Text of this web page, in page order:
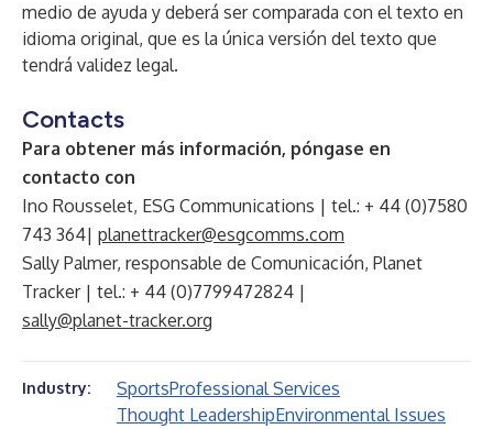
medio de ayuda y deberá ser comparada con el texto en
idioma original, que es la única versión del texto que
tendrá validez legal.
Contacts
Para obtener más información, póngase en
contacto con
Ino Rousselet, ESG Communications | tel.: + 44 (0)7580
743 364| planettracker@esgcomms.com
Sally Palmer, responsable de Comunicación, Planet
Tracker | tel.: + 44 (0)7799472824 |
sally@planet-tracker.org
Industry: SportsProfessional Services
Thought LeadershipEnvironmental Issues